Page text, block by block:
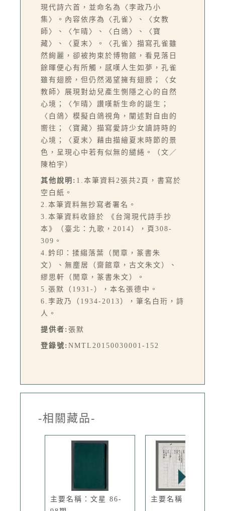
現代詩六首，並命名為〈李政乃小
集〉。內容依序為〈孔雀〉、〈女教
師〉、〈乍晴〉、〈白鴿〉、〈寶
藏〉、〈夏末〉。〈孔雀〉描寫孔雀雖
然絢麗，卻被拘束於博物館，看見落日
餘暉便心有所觸，感嘆人生如夢，孔雀
雖有翅膀，但仍然渴望擁有翅膀；〈女
教師〉展現對幼兒產生惻隱之心的自然
心境；〈乍晴〉讚嘆新生命的誕生；
〈白鴿〉模擬白鴿視角，闡述對自由的
嚮往；〈寶藏〉描寫愛詩少女讀詩時的
心境；〈夏末〉藉由描繪夏末時節的景
色，呈現心中若有似無的繾綣。（文／
陳柏宇）
其他說明: 1.本筆資料2張共2頁，書寫於
空白紙。
2.本筆資料無抄寫者署名。
3.本筆資料收錄於 《台灣現代詩手抄
本》（臺北：九歌，2014），頁308-
309。
4.鈐印：揉縐落葉（閒章，篆書朱
文）、無塵居（齋館章，古文朱文）、
繆思軒（閒章，篆書朱文）。
5.張默（1931-），本名張德中。
6.李政乃（1934-2013），筆名白珩，詩
人。
提供者: 張默
登錄號: NMTL20150030001-152
-相關藏品-
主要名稱：文星 86-
主要名稱：二十記事